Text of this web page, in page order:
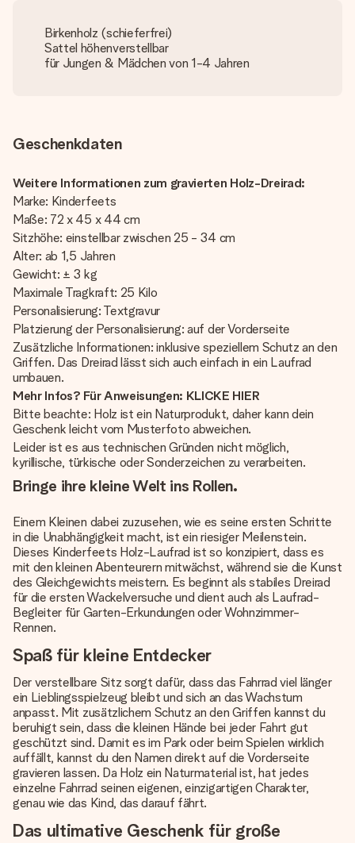
Birkenholz (schieferfrei)
Sattel höhenverstellbar
für Jungen & Mädchen von 1-4 Jahren
Geschenkdaten
Weitere Informationen zum gravierten Holz-Dreirad:
Marke: Kinderfeets
Maße: 72 x 45 x 44 cm
Sitzhöhe: einstellbar zwischen 25 - 34 cm
Alter: ab 1,5 Jahren
Gewicht: ± 3 kg
Maximale Tragkraft: 25 Kilo
Personalisierung: Textgravur
Platzierung der Personalisierung: auf der Vorderseite
Zusätzliche Informationen: inklusive speziellem Schutz an den
Griffen. Das Dreirad lässt sich auch einfach in ein Laufrad
umbauen.
Mehr Infos? Für Anweisungen: KLICKE HIER
Bitte beachte: Holz ist ein Naturprodukt, daher kann dein
Geschenk leicht vom Musterfoto abweichen.
Leider ist es aus technischen Gründen nicht möglich,
kyrillische, türkische oder Sonderzeichen zu verarbeiten.
Bringe ihre kleine Welt ins Rollen.
Einem Kleinen dabei zuzusehen, wie es seine ersten Schritte
in die Unabhängigkeit macht, ist ein riesiger Meilenstein.
Dieses Kinderfeets Holz-Laufrad ist so konzipiert, dass es
mit den kleinen Abenteurern mitwächst, während sie die Kunst
des Gleichgewichts meistern. Es beginnt als stabiles Dreirad
für die ersten Wackelversuche und dient auch als Laufrad-
Begleiter für Garten-Erkundungen oder Wohnzimmer-
Rennen.
Spaß für kleine Entdecker
Der verstellbare Sitz sorgt dafür, dass das Fahrrad viel länger
ein Lieblingsspielzeug bleibt und sich an das Wachstum
anpasst. Mit zusätzlichem Schutz an den Griffen kannst du
beruhigt sein, dass die kleinen Hände bei jeder Fahrt gut
geschützt sind. Damit es im Park oder beim Spielen wirklich
auffällt, kannst du den Namen direkt auf die Vorderseite
gravieren lassen. Da Holz ein Naturmaterial ist, hat jedes
einzelne Fahrrad seinen eigenen, einzigartigen Charakter,
genau wie das Kind, das darauf fährt.
Das ultimative Geschenk für große